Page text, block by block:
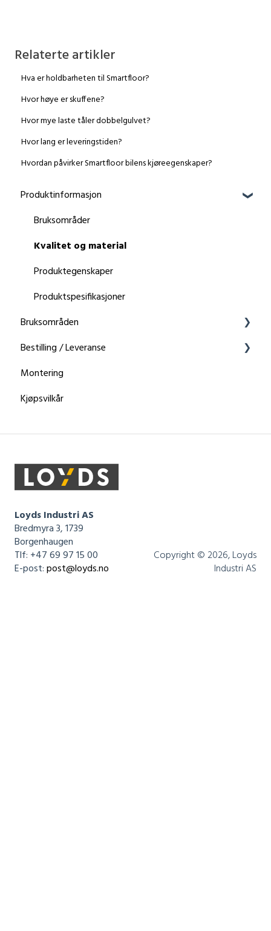
Relaterte artikler
Hva er holdbarheten til Smartfloor?
Hvor høye er skuffene?
Hvor mye laste tåler dobbelgulvet?
Hvor lang er leveringstiden?
Hvordan påvirker Smartfloor bilens kjøreegenskaper?
Produktinformasjon
Bruksområder
Kvalitet og material
Produktegenskaper
Produktspesifikasjoner
Bruksområden
Organisere
Bestilling / Leveranse
Leveranse
Montering
Kjøpsvilkår
Loyds Industri AS
Bredmyra 3, 1739
Borgenhaugen
Tlf: +47 69 97 15 00
E-post:post@loyds.no
Copyright © 2026, Loyds
Industri AS